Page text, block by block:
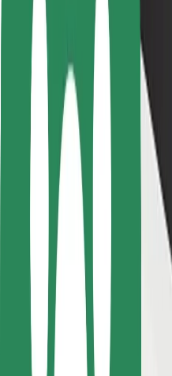
Varnost potnikov
Varnost voznikov
Varnost skirojev
Varnostni kotiček
Mesta
Lokacije
Rešitve za mesto
Letališča
Bolt polnilne postaje
Pomoč
Za potnike
Za voznike
Za dostavljavce